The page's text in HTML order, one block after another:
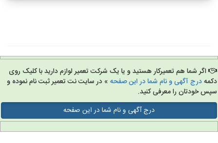
اگر شما هم تعمیرکار هستید و یا یک شرکت تعمیر لوازم دارید با کلیک روی
درج آگهی و نام شما در این صفحه» در سایت نت تعمیر ثبت نام نموده و
خودتان را معرفی کنید.
درج آگهی و نام شما در این صفحه